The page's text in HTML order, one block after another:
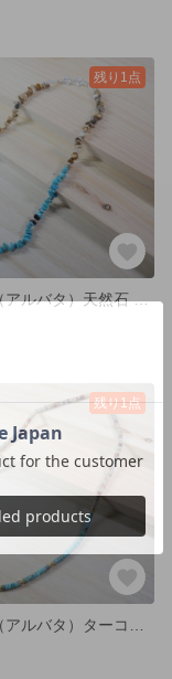
残り1点
ALBATA（アルバタ）天然石 ネックレス ジュエリー ターコイズ CPRT45P18
残り1点